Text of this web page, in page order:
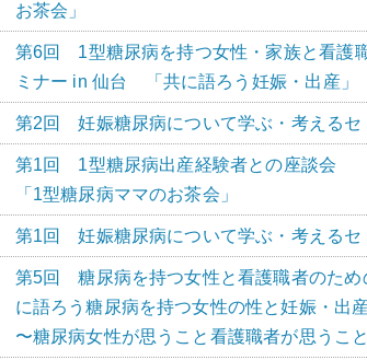
お茶会」
第6回 1型糖尿病を持つ女性・家族と看護
ミナー in 仙台 「共に語ろう妊娠・出産」
第2回 妊娠糖尿病について学ぶ・考えるセ
第1回 1型糖尿病出産経験者との座談会
「1型糖尿病ママのお茶会」
第1回 妊娠糖尿病について学ぶ・考えるセ
第5回 糖尿病を持つ女性と看護職者のため
に語ろう糖尿病を持つ女性の性と妊娠・出
〜糖尿病女性が思うこと看護職者が思うこと